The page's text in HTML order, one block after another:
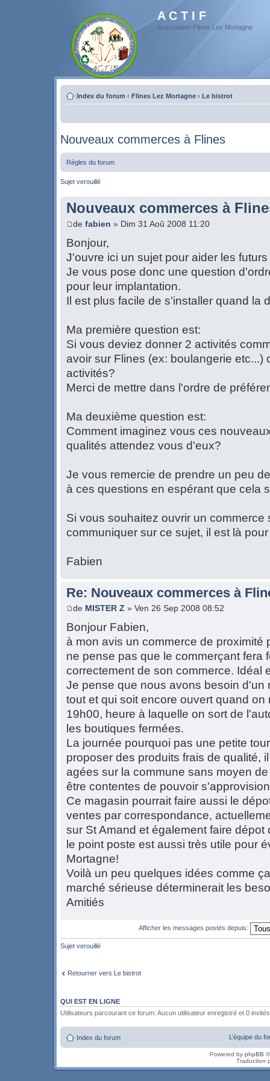
A C T I F
Association Flines Lez Mortagne
Index du forum ‹ Flines Lez Mortagne ‹ Le bistrot
Nouveaux commerces à Flines
Règles du forum
Sujet verouillé
Nouveaux commerces à
de fabien » Dim 31 Aoû 2008 11:20
Bonjour,
J'ouvre ici un sujet pour aider les
Je vous pose donc une question
pour leur implantation.
Il est plus facile de s'installer quand la
Ma première question est:
Si vous deviez donner 2 activités
avoir sur Flines (ex: boulangerie etc...)
activités?
Merci de mettre dans l'ordre de
Ma deuxième question est:
Comment imaginez vous ces
qualités attendez vous d'eux?
Je vous remercie de prendre un peu
à ces questions en espérant que cela
Si vous souhaitez ouvrir un
communiquer sur ce sujet, il est là
Fabien
Re: Nouveaux commerces à
de MISTER Z » Ven 26 Sep 2008 08:52
Bonjour Fabien,
à mon avis un commerce de proximité
ne pense pas que le commerçant fera
correctement de son commerce. Idéal
Je pense que nous avons besoin d'un
tout et qui soit encore ouvert quand on
19h00, heure à laquelle on sort de
les boutiques fermées.
La journée pourquoi pas une petite
proposer des produits frais de qualité,
agées sur la commune sans moyen
être contentes de pouvoir
Ce magasin pourrait faire aussi le
ventes par correspondance,
sur St Amand et également faire dépot
le point poste est aussi très utile pour
Mortagne!
Voilà un peu quelques idées comme
marché sérieuse déterminerait les
Amitiés
Afficher les messages postés depuis:
Sujet verouillé
Retourner vers Le bistrot
QUI EST EN LIGNE
Utilisateurs parcourant ce forum: Aucun utilisateur enregistré et 0 invités
Index du forum L’équipe du
Powered by phpBB
Traduction